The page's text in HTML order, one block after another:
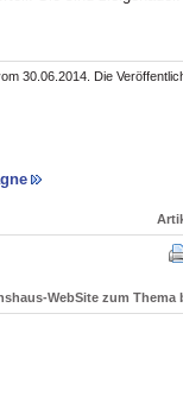
30.06.2014. Die
WebSite zum Thema